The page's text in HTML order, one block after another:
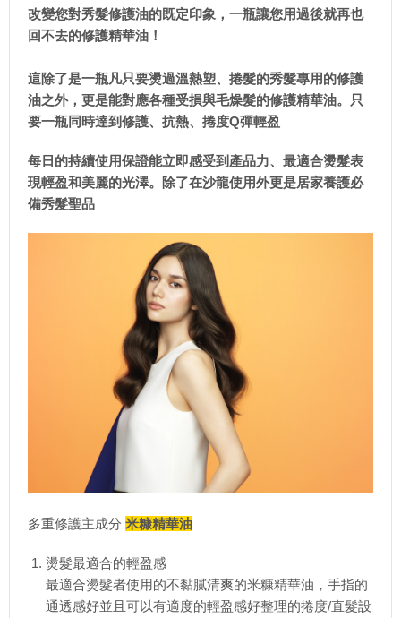
改變您對秀髮修護油的既定印象，一瓶讓您用過後就再也
回不去的修護精華油！
這除了是一瓶凡只要燙過溫熱塑、捲髮的秀髮專用的修護
油之外，更是能對應各種受損與毛燥髮的修護精華油。只
要一瓶同時達到修護、抗熱、捲度Q彈輕盈
每日的持續使用保證能立即感受到產品力、最適合燙髮表
現輕盈和美麗的光澤。除了在沙龍使用外更是居家養護必
備秀髮聖品
多重修護主成分 米糠精華油
燙髮最適合的輕盈感
最適合燙髮者使用的不黏膩清爽的米糠精華油，手指的
通透感好並且可以有適度的輕盈感好整理的捲度/直髮設